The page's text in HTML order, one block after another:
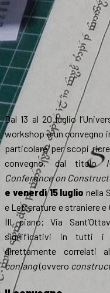
Dal 13 al 20 luglio
workshop e un convegno
particolare per scopi
convegno, dal titolo
Conference on
e venerdì 15 luglio nella
e Letterature e straniere e
III piano; Via
significativi in tutti i
direttamente correlati
conlang(ovvero